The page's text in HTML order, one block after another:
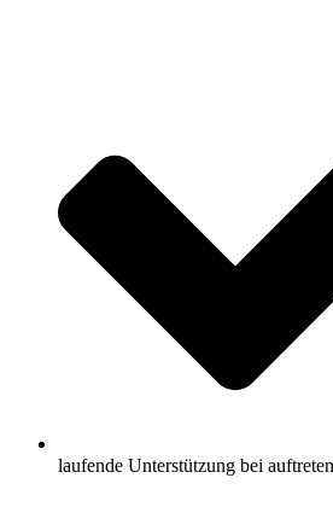
laufende Unterstützung bei